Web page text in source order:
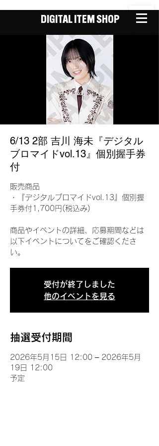
DIGITAL ITEM SHOP
6/13 2部 吉川 海未『デジタル
ブロマイドvol.13』個別握手券
付
販売商品
・『デジタルブロマイドvol.13』個別握
手券付1,700円(税込み)
商品やイベントの詳細、応募期間などは
以下イベントについてをご確認くださ
い。
受付が終了しました
他のイベントを見る
抽選受付期間
2026年5月15日 12:00 – 2026年5月
19日 12:00
予定